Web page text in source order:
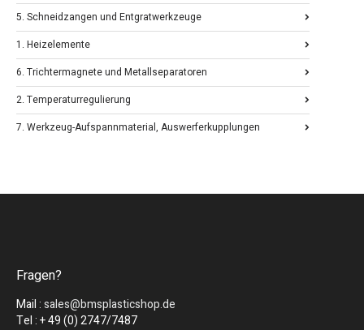
5. Schneidzangen und Entgratwerkzeuge
1. Heizelemente
6. Trichtermagnete und Metallseparatoren
2. Temperaturregulierung
7. Werkzeug-Aufspannmaterial, Auswerferkupplungen
Fragen?
Mail :sales@bmsplasticshop.de
Tel : + 49 (0) 2747/7487